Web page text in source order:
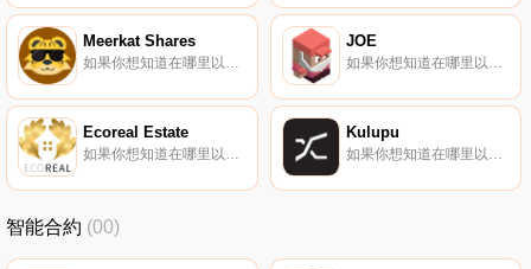
Meerkat Shares
如果你想知道在哪里以當前價格購買Meerkat Shares,目前交易{Meerkat Shares]股票的頂級加密貨幣交易所是HotMSHAREt。您可以在我們的加密貨幣交易所頁面上找到其他列表.
JOE
如果你想知道在哪里以當前價格購買JOE,目前交易{JOE]股票的頂級加密貨幣交易所是Binance、OKX、Bitrue、Bitget和BingX。您可以在我們的加密貨幣交易所頁面上找到其他列表.
Ecoreal Estate
如果你想知道在哪里以當前價格購買Ecoreal Estate,目前交易{Ecoreal Estate]股票的頂級加密貨幣交易所是CoinsECOREALt、P2B和ProBit Global。您可以在我們的加密貨幣交易所頁面上找到其他列表.
Kulupu
如果你想知道在哪里以當前價格購買Kulupu,目前交易{Kulupu]股票的頂級加密貨幣交易所是JuKLP、HotKLPt和qTrade。您可以在我們的加密貨幣交易所頁面上找到其他列表。Kulupu聲稱是一個具有鏈上治理和在線升級的工作證明區塊鏈.
智能合約 (00)